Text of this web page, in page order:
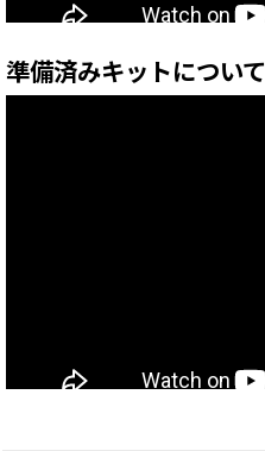
準備済みキットについて